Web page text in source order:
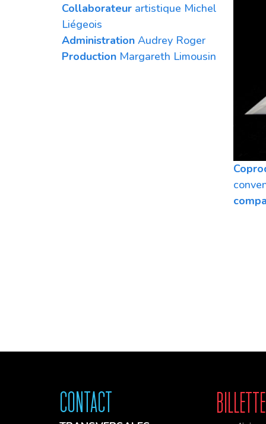
Collaborateur artistique Michel
Liégeois
Administration Audrey Roger
Production Margareth Limousin
Contact